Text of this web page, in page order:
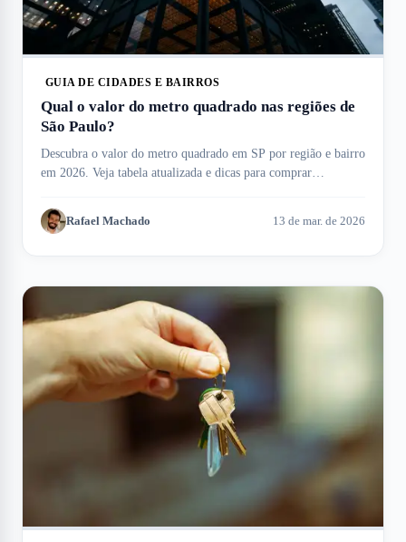
GUIA DE CIDADES E BAIRROS
Qual o valor do metro quadrado nas regiões de
São Paulo?
Descubra o valor do metro quadrado em SP por região e bairro
em 2026. Veja tabela atualizada e dicas para comprar
Rafael Machado 13 de mar. de 2026